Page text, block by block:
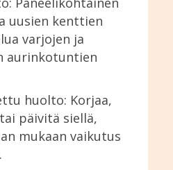
uusien kenttien
varjojen ja
aurinkotuntien
huolto: Korjaa,
päivitä siellä,
mukaan vaikutus